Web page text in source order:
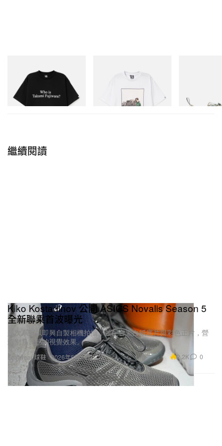
Billionaire Boys Club X Initial
D Cotton T-Shirt 3
立即購入
Billionaire Boys Club X Initial
D Cotton T-Shirt 2
立即購入
繼續閱讀
Footwear 球鞋
Kiko Kostadinov 公開 ASICS Novalis Season 5
全新聯乘首波曝光
是次系列以即興自製相機拍攝，並配合黑白紙底片與彩色正片，營
造別具質感的視覺效果。
2026年5月14日 2.2K 0